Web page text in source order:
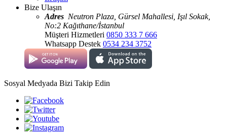
Bize Ulaşın
Adres Neutron Plaza, Gürsel Mahallesi, Işıl Sokak,
No:2 Kağıthane/İstanbul
Müşteri Hizmetleri 0850 333 7 666
Whatsapp Destek 0534 234 3752
Sosyal Medyada Bizi Takip Edin